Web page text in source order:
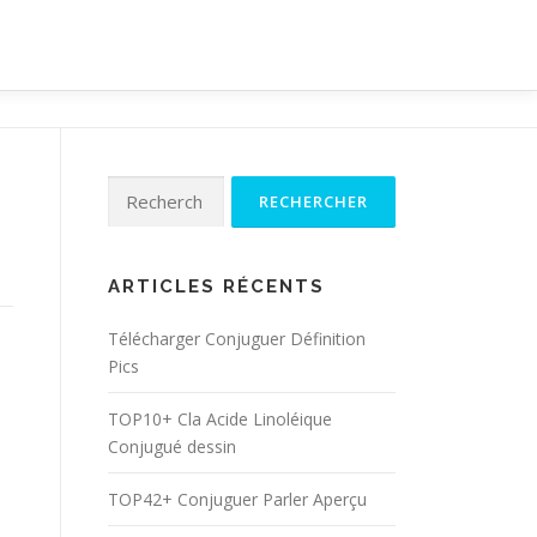
Rechercher :
ARTICLES RÉCENTS
Télécharger Conjuguer Définition
Pics
TOP10+ Cla Acide Linoléique
Conjugué dessin
TOP42+ Conjuguer Parler Aperçu